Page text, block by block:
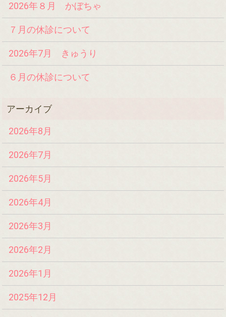
2026年８月 かぼちゃ
７月の休診について
2026年7月 きゅうり
６月の休診について
2026年8月
2026年7月
2026年5月
2026年4月
2026年3月
2026年2月
2026年1月
2025年12月